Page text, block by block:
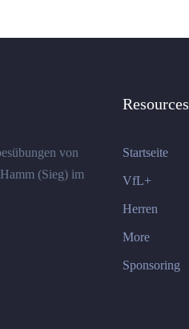
von
(Sieg) im
Resources
Startseite
VfL+
Herren
More
Sponsoring